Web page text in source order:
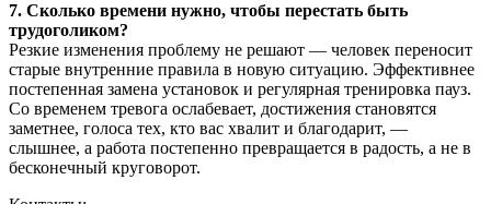
7. Сколько времени нужно, чтобы перестать быть
трудоголиком?
Резкие изменения проблему не решают — человек переносит
старые внутренние правила в новую ситуацию. Эффективнее
постепенная замена установок и регулярная тренировка пауз.
Со временем тревога ослабевает, достижения становятся
заметнее, голоса тех, кто вас хвалит и благодарит, —
слышнее, а работа постепенно превращается в радость, а не в
бесконечный круговорот.